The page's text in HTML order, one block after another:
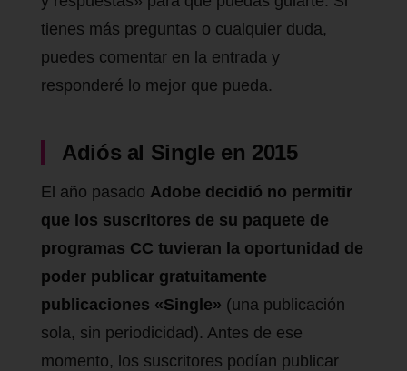
tienes más preguntas o cualquier duda,
puedes comentar en la entrada y
responderé lo mejor que pueda.
Adiós al Single en 2015
El año pasado Adobe decidió no permitir
que los suscritores de su paquete de
programas CC tuvieran la oportunidad de
poder publicar gratuitamente
publicaciones «Single» (una publicación
sola, sin periodicidad). Antes de ese
momento, los suscritores podían publicar